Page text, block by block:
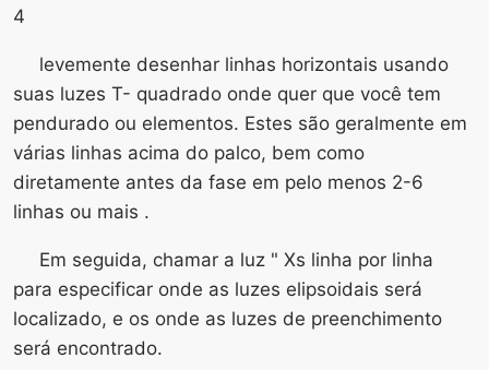
4
levemente desenhar linhas horizontais usando
suas luzes T- quadrado onde quer que você tem
pendurado ou elementos. Estes são geralmente em
várias linhas acima do palco, bem como
diretamente antes da fase em pelo menos 2-6
linhas ou mais .
Em seguida, chamar a luz " Xs linha por linha
para especificar onde as luzes elipsoidais será
localizado, e os onde as luzes de preenchimento
será encontrado.